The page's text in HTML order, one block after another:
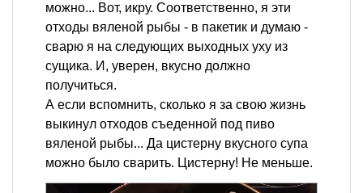
можно... Вот, икру. Соответственно, я эти
отходы вяленой рыбы - в пакетик и думаю -
сварю я на следующих выходных уху из
сущика. И, уверен, вкусно должно
получиться.
А если вспомнить, сколько я за свою жизнь
выкинул отходов съеденной под пиво
вяленой рыбы... Да цистерну вкусного супа
можно было сварить. Цистерну! Не меньше.